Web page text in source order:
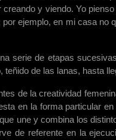
y viendo. Yo
ejemplo, en mi casa no
serie de etapas
de las lanas, hasta
de la creatividad
en la forma particular
une y combina los
de referente en la